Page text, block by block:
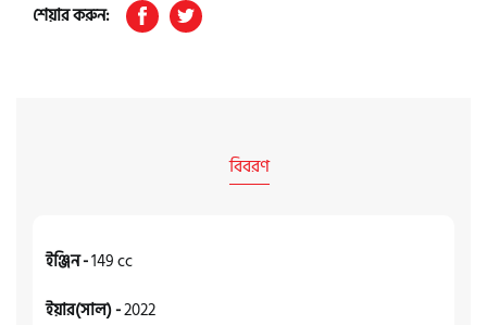
শেয়ার করুন:
বিবরণ
ইঞ্জিন -149 cc
ইয়ার(সাল) -2022